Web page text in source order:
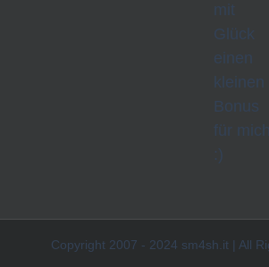
mit
Glück
einen
kleinen
Bonus
für
:)
Copyright 2007 - 2024 sm4sh.it | All